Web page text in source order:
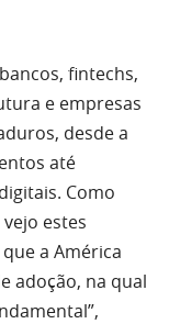
fintechs,
e empresas
desde a
até
Como
estes
a América
adoção, na qual